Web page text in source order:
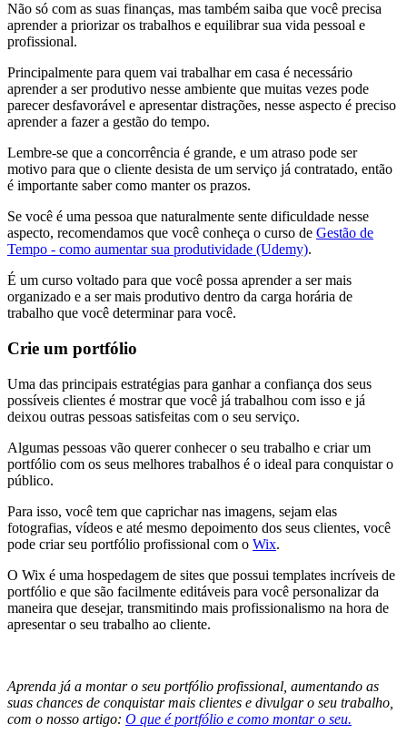
Não só com as suas finanças, mas também saiba que você precisa
aprender a priorizar os trabalhos e equilibrar sua vida pessoal e
profissional.
Principalmente para quem vai trabalhar em casa é necessário
aprender a ser produtivo nesse ambiente que muitas vezes pode
parecer desfavorável e apresentar distrações, nesse aspecto é preciso
aprender a fazer a gestão do tempo.
Lembre-se que a concorrência é grande, e um atraso pode ser
motivo para que o cliente desista de um serviço já contratado, então
é importante saber como manter os prazos.
Se você é uma pessoa que naturalmente sente dificuldade nesse
aspecto, recomendamos que você conheça o curso de Gestão de
Tempo - como aumentar sua produtividade (Udemy).
É um curso voltado para que você possa aprender a ser mais
organizado e a ser mais produtivo dentro da carga horária de
trabalho que você determinar para você.
Crie um portfólio
Uma das principais estratégias para ganhar a confiança dos seus
possíveis clientes é mostrar que você já trabalhou com isso e já
deixou outras pessoas satisfeitas com o seu serviço.
Algumas pessoas vão querer conhecer o seu trabalho e criar um
portfólio com os seus melhores trabalhos é o ideal para conquistar o
público.
Para isso, você tem que caprichar nas imagens, sejam elas
fotografias, vídeos e até mesmo depoimento dos seus clientes, você
pode criar seu portfólio profissional com o Wix.
O Wix é uma hospedagem de sites que possui templates incríveis de
portfólio e que são facilmente editáveis para você personalizar da
maneira que desejar, transmitindo mais profissionalismo na hora de
apresentar o seu trabalho ao cliente.
Aprenda já a montar o seu portfólio profissional, aumentando as
suas chances de conquistar mais clientes e divulgar o seu trabalho,
com o nosso artigo: O que é portfólio e como montar o seu.